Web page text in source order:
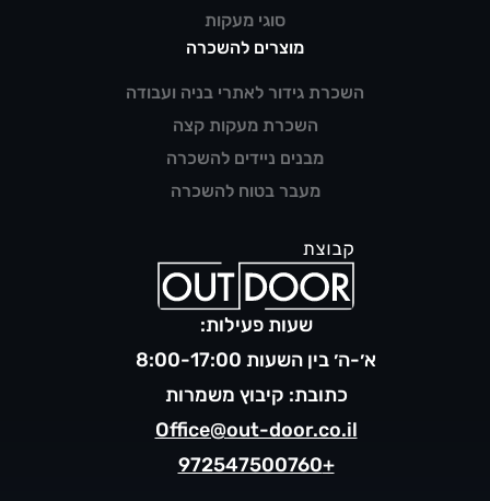
שעות פעילות:
א׳-ה׳ בין השעות 8:00-17:00
כתובת: קיבוץ משמרות
Office@out-door.co.il
+972547500760
סוגי מעקות
מוצרים להשכרה
השכרת גידור לאתרי בניה ועבודה
השכרת מעקות קצה
מבנים ניידים להשכרה
מעבר בטוח להשכרה